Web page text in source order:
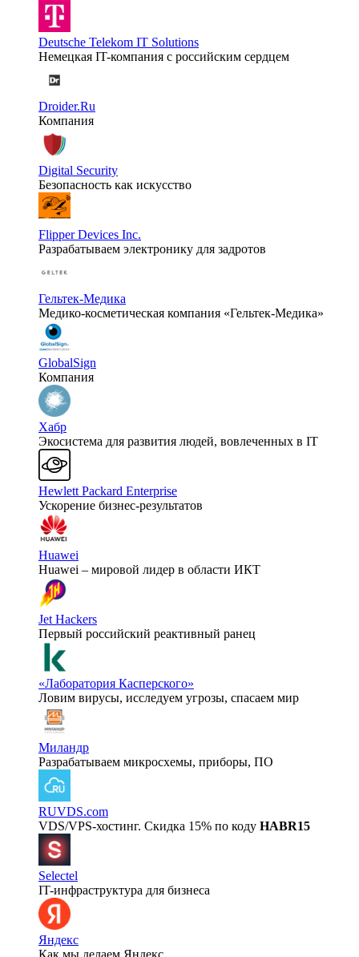
Deutsche Telekom IT Solutions
Немецкая IT-компания с российским сердцем
Droider.Ru
Компания
Digital Security
Безопасность как искусство
Flipper Devices Inc.
Разрабатываем электронику для задротов
Гельтек-Медика
Медико-косметическая компания «Гельтек-Медика»
GlobalSign
Компания
Хабр
Экосистема для развития людей, вовлеченных в IT
Hewlett Packard Enterprise
Ускорение бизнес-результатов
Huawei
Huawei – мировой лидер в области ИКТ
Jet Hackers
Первый российский реактивный ранец
«Лаборатория Касперского»
Ловим вирусы, исследуем угрозы, спасаем мир
Миландр
Разрабатываем микросхемы, приборы, ПО
RUVDS.com
VDS/VPS-хостинг. Скидка 15% по коду HABR15
Selectel
IT-инфраструктура для бизнеса
Яндекс
Как мы делаем Яндекс